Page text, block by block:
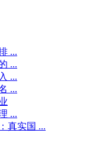
...
...
...
...
...
真实国 ...